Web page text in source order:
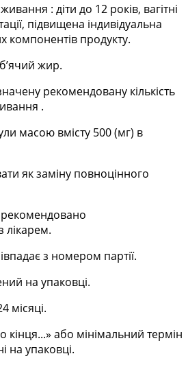
: діти до 12 років, вагітні
підвищена індивідуальна
компонентів продукту.
жир.
рекомендовану кількість
.
масою вмісту 500 (мг) в
як заміну повноцінного
лікарем.
з номером партії.
на упаковці.
місяці.
або мінімальний термін
на упаковці.